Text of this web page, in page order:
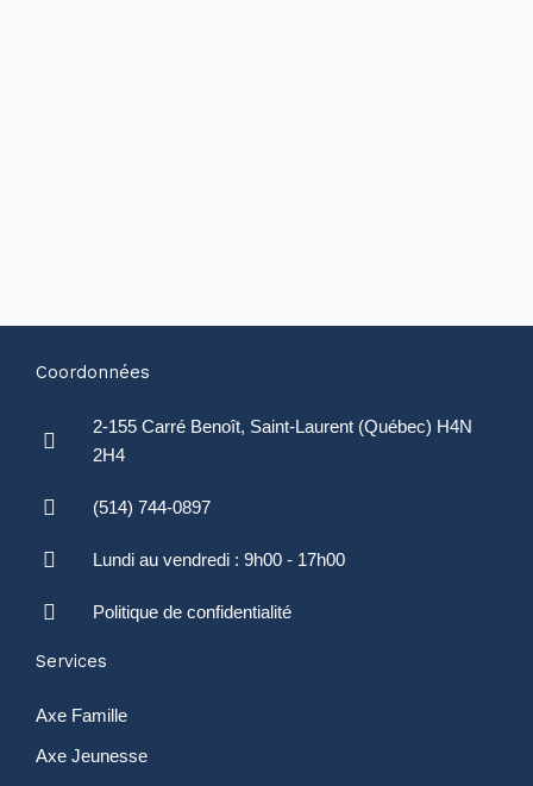
Coordonnées
2-155 Carré Benoît, Saint-Laurent (Québec) H4N
2H4
(514) 744-0897
Lundi au vendredi : 9h00 - 17h00
Politique de confidentialité
Services
Axe Famille
Axe Jeunesse